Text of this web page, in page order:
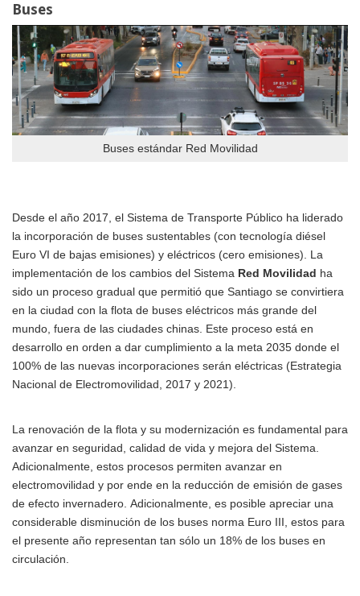
Buses
Buses estándar Red Movilidad
Desde el año 2017, el Sistema de Transporte Público ha liderado
la incorporación de buses sustentables (con tecnología diésel
Euro VI de bajas emisiones) y eléctricos (cero emisiones). La
implementación de los cambios del Sistema Red Movilidad ha
sido un proceso gradual que permitió que Santiago se convirtiera
en la ciudad con la flota de buses eléctricos más grande del
mundo, fuera de las ciudades chinas. Este proceso está en
desarrollo en orden a dar cumplimiento a la meta 2035 donde el
100% de las nuevas incorporaciones serán eléctricas (Estrategia
Nacional de Electromovilidad, 2017 y 2021).
La renovación de la flota y su modernización es fundamental para
avanzar en seguridad, calidad de vida y mejora del Sistema.
Adicionalmente, estos procesos permiten avanzar en
electromovilidad y por ende en la reducción de emisión de gases
de efecto invernadero. Adicionalmente, es posible apreciar una
considerable disminución de los buses norma Euro III, estos para
el presente año representan tan sólo un 18% de los buses en
circulación.